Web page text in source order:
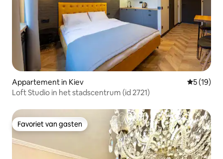
Appartement in Kiev
5 (19)
Loft Studio in het stadscentrum (id 2721)
Favoriet van gasten
Favoriet van gasten